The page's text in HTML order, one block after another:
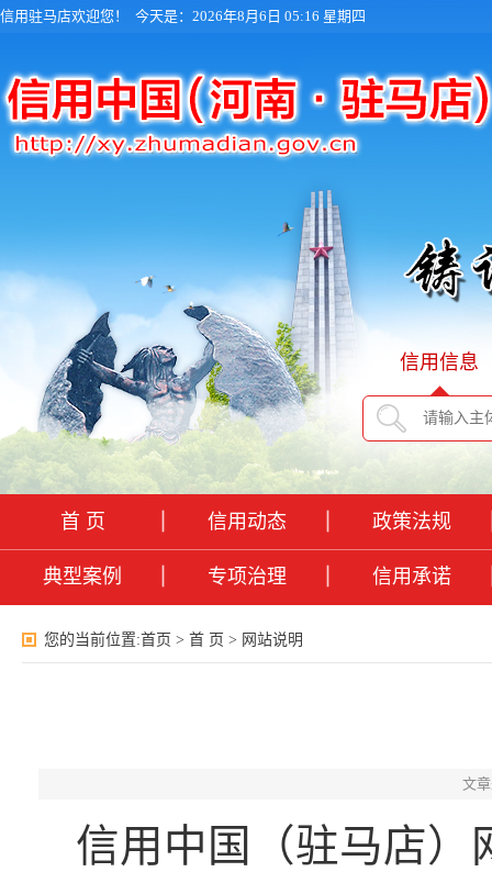
信用驻马店欢迎您！ 今天是：2026年8月6日 05:16 星期四
信用信息
首 页 信用动态 政策法规
典型案例 专项治理 信用承诺
您的当前位置:首页 > 首 页 > 网站说明
文
信用中国（驻马店）